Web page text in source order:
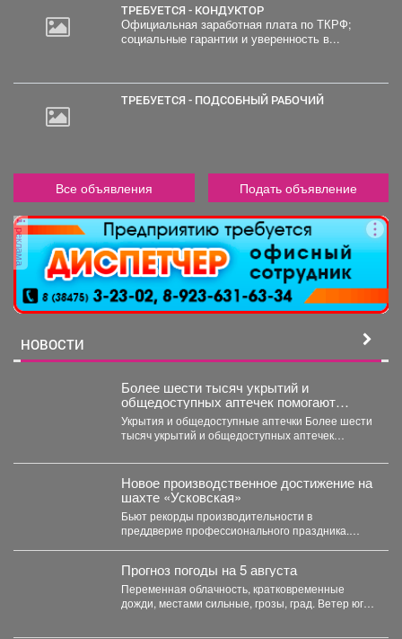
ТРЕБУЕТСЯ - КОНДУКТОР
Официальная заработная плата по ТКРФ;
социальные гарантии и уверенность в...
ТРЕБУЕТСЯ - ПОДСОБНЫЙ РАБОЧИЙ
Все объявления Подать объявление
реклама
НОВОСТИ
Более шести тысяч укрытий и
общедоступных аптечек помогают
обеспечить безопасность жителей
Кузбасса.
Укрытия и общедоступные аптечки Более шести
тысяч укрытий и общедоступных аптечек
Новое производственное достижение на
шахте «Усковская»
Бьют рекорды производительности в
преддверие профессионального праздника.
Прогноз погоды на 5 августа
Переменная облачность, кратковременные
дожди, местами сильные, грозы, град. Ветер юго-